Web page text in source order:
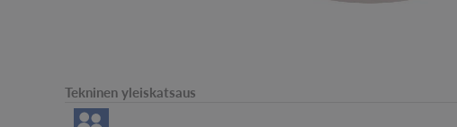
Tekninen yleiskatsaus